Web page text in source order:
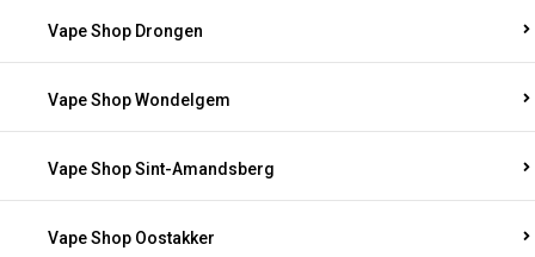
Vape Shop Drongen
Vape Shop Wondelgem
Vape Shop Sint-Amandsberg
Vape Shop Oostakker